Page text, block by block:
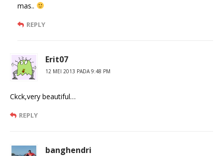
mas..
REPLY
Erit07
12 MEI 2013 PADA 9:48 PM
Ckck,very beautiful…
REPLY
banghendri